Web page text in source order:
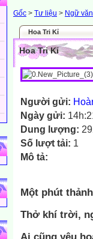
Gốc > Tư liệu > Ngữ văn
Hoa Tri Kỉ
Hoa Tri Kỉ
Người gửi:
Ngày gửi:
Dung lượng:
Số lượt tải: 1
Mô tả:
Một phút
Thở khí trời,
Ai cũng yêu